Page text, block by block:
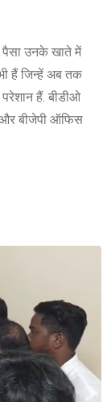
पैसा उनके खाते में
हैं जिन्हें अब तक
परेशान हैं. बीडीओ
बीजेपी ऑफिस